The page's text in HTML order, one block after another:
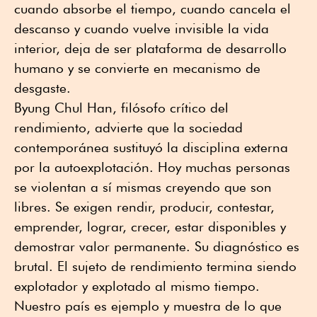
cuando absorbe el tiempo, cuando cancela el
descanso y cuando vuelve invisible la vida
interior, deja de ser plataforma de desarrollo
humano y se convierte en mecanismo de
desgaste.
Byung Chul Han, filósofo crítico del
rendimiento, advierte que la sociedad
contemporánea sustituyó la disciplina externa
por la autoexplotación. Hoy muchas personas
se violentan a sí mismas creyendo que son
libres. Se exigen rendir, producir, contestar,
emprender, lograr, crecer, estar disponibles y
demostrar valor permanente. Su diagnóstico es
brutal. El sujeto de rendimiento termina siendo
explotador y explotado al mismo tiempo.
Nuestro país es ejemplo y muestra de lo que